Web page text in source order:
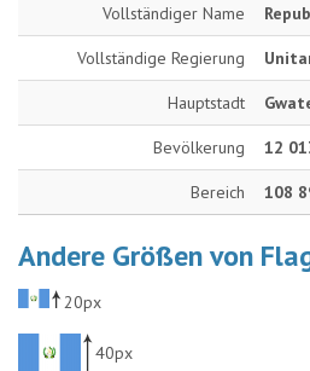
Vollständiger Name
Vollständige Regierung
Hauptstadt
Bevölkerung 12
Bereich 108
Andere Größen von
20px
40px